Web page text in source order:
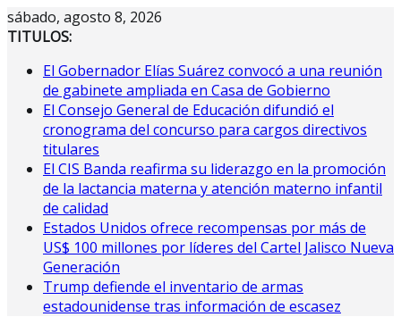
Saltar
al
sábado, agosto 8, 2026
TITULOS:
El Gobernador Elías Suárez convocó a una reunión
de gabinete ampliada en Casa de Gobierno
El Consejo General de Educación difundió el
cronograma del concurso para cargos directivos
titulares
El CIS Banda reafirma su liderazgo en la promoción
de la lactancia materna y atención materno infantil
de calidad
Estados Unidos ofrece recompensas por más de
US$ 100 millones por líderes del Cartel Jalisco Nueva
Generación
Trump defiende el inventario de armas
estadounidense tras información de escasez